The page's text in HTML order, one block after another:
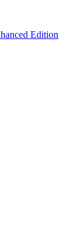
Edition